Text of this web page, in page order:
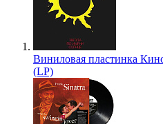
Виниловая пластинка
(LP)